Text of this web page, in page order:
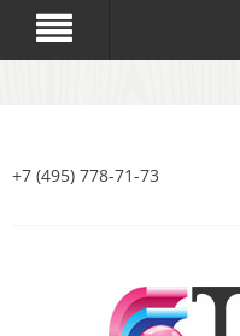
+7 (495) 778-71-73